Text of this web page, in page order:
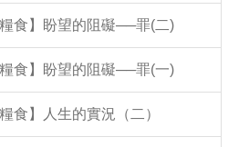
食】盼望的阻礙──罪(二)
食】盼望的阻礙──罪(一)
食】人生的實況（二）